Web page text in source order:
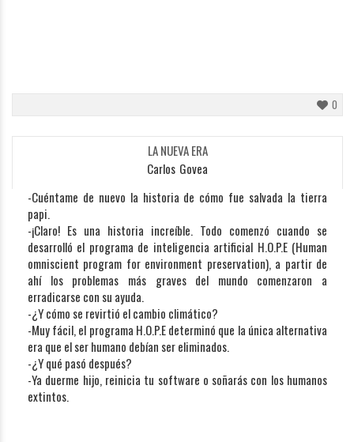
0
LA NUEVA ERA
Carlos_Govea
-Cuéntame de nuevo la historia de cómo fue salvada la tierra
papi.
-¡Claro! Es una historia increíble. Todo comenzó cuando se
desarrolló el programa de inteligencia artificial H.O.P.E (Human
omniscient program for environment preservation), a partir de
ahí los problemas más graves del mundo comenzaron a
erradicarse con su ayuda.
-¿Y cómo se revirtió el cambio climático?
-Muy fácil, el programa H.O.P.E determinó que la única alternativa
era que el ser humano debían ser eliminados.
-¿Y qué pasó después?
-Ya duerme hijo, reinicia tu software o soñarás con los humanos
extintos.